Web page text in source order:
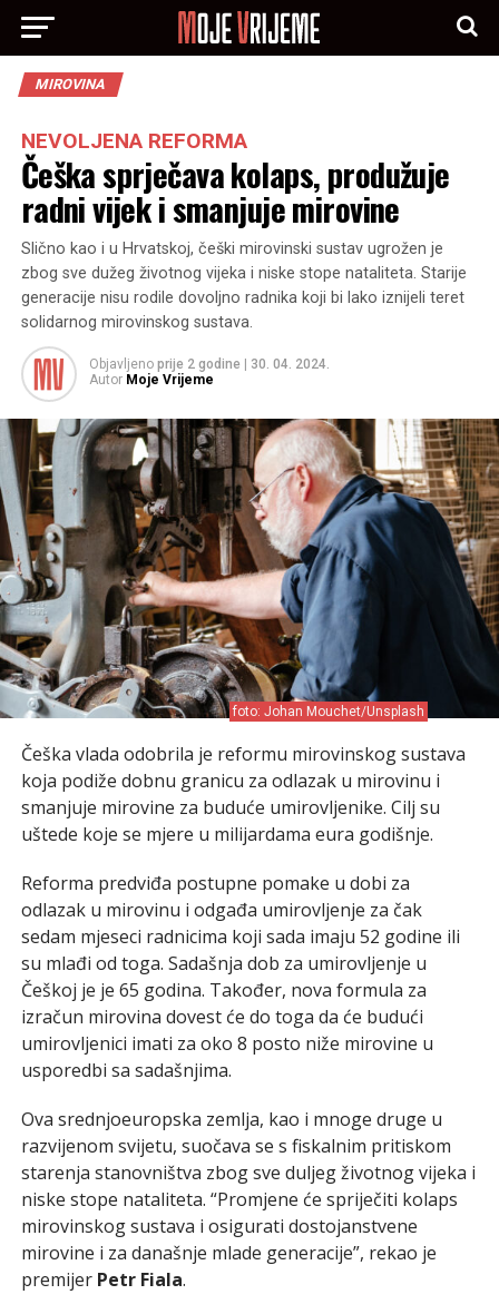
MIROVINA
NEVOLJENA REFORMA
Češka sprječava kolaps, produžuje
radni vijek i smanjuje mirovine
Slično kao i u Hrvatskoj, češki mirovinski sustav ugrožen je
zbog sve dužeg životnog vijeka i niske stope nataliteta. Starije
generacije nisu rodile dovoljno radnika koji bi lako iznijeli teret
solidarnog mirovinskog sustava.
Objavljeno prije 2 godine
30. 04. 2024.
Autor Moje Vrijeme
foto: Johan Mouchet/Unsplash
Češka vlada odobrila je reformu mirovinskog sustava
koja podiže dobnu granicu za odlazak u mirovinu i
smanjuje mirovine za buduće umirovljenike. Cilj su
uštede koje se mjere u milijardama eura godišnje.
Reforma predviđa postupne pomake u dobi za
odlazak u mirovinu i odgađa umirovljenje za čak
sedam mjeseci radnicima koji sada imaju 52 godine ili
su mlađi od toga. Sadašnja dob za umirovljenje u
Češkoj je je 65 godina. Također, nova formula za
izračun mirovina dovest će do toga da će budući
umirovljenici imati za oko 8 posto niže mirovine u
usporedbi sa sadašnjima.
Ova srednjoeuropska zemlja, kao i mnoge druge u
razvijenom svijetu, suočava se s fiskalnim pritiskom
starenja stanovništva zbog sve duljeg životnog vijeka i
niske stope nataliteta. “Promjene će spriječiti kolaps
mirovinskog sustava i osigurati dostojanstvene
mirovine i za današnje mlade generacije”, rekao je
premijer Petr Fiala.